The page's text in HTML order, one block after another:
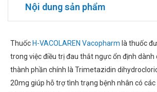
Nội dung sản phẩm
Thuốc H-VACOLAREN Vacopharm là thuốc
trong việc điều trị đau thắt ngực ổn định dành
thành phần chính là Trimetazidin
20mg giúp hỗ trợ tình trạng bệnh nhân có